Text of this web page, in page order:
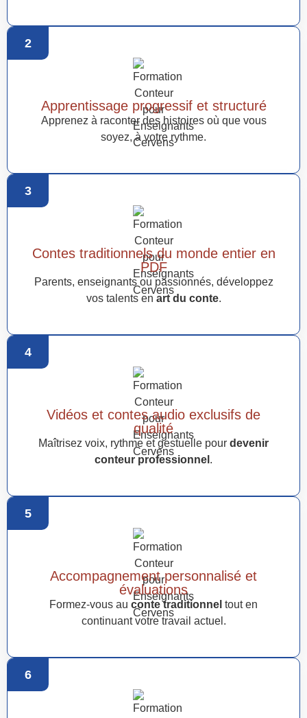
2
Apprentissage progressif et structuré
Apprenez à raconter des histoires où que vous
soyez, à votre rythme.
3
Contes traditionnels du monde entier en
PDF
Parents, enseignants ou passionnés, développez
vos talents en art du conte.
4
Vidéos et contes audio exclusifs de
qualité
Maîtrisez voix, rythme et gestuelle pour devenir
conteur professionnel .
5
Accompagnement personnalisé et
évaluations
Formez-vous au conte traditionnel tout en
continuant votre travail actuel.
6